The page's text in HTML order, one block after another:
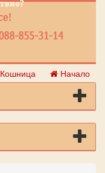
Кошница Начало